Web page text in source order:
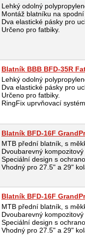
Lehký odolný
Montáž blatníku na spodní
Dva elastické pásky pro
Určeno pro fatbiky.
Blatník BBB BFD-35R
Lehký odolný
Dva elastické pásky pro
Určeno pro fatbiky.
RingFix uprvňovací
Blatník BFD-16F
MTB přední blatník, s
Dvoubarevný kompozitový
Speciální design s
Vhodný pro 27.5" a 29"
Blatník BFD-16F
MTB přední blatník, s
Dvoubarevný kompozitový
Speciální design s
Vhodný pro 27.5" a 29"